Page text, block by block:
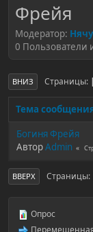
Фрейя
Модератор:
0 Пользователи
ВНИЗ Страницы
Тема
Богиня Фрейя
АвторAdmin
ВВЕРХ Страницы
Опрос